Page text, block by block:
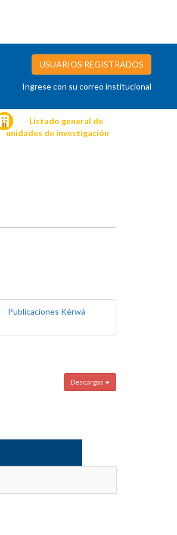
USUARIOS REGISTRADOS
Ingrese con su correo institucional
Listado general de
unidades de investigación
Publicaciones Kérwá
Descargas